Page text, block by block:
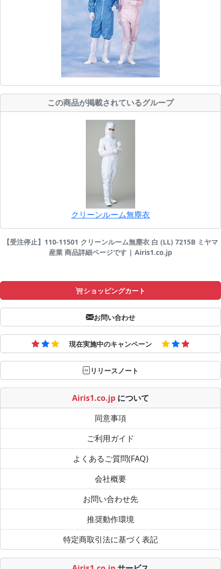
この商品が掲載されているグループ
クリーンルーム無塵衣
【受注停止】110-11501 クリーンルーム無塵衣 白 (LL) 7215B ミヤマ
産業 商品詳細ページです | Airis1.co.jp
ショッピングカート
お問い合わせ
現在実施中のキャンペーン
リリースノート
Airis1.co.jp について
同意事項
ご利用ガイド
よくあるご質問(FAQ)
会社概要
お問い合わせ先
推奨動作環境
特定商取引法に基づく表記